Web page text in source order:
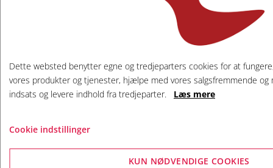
Form & Fritid Nørre Nebel
Tlf. +45 75288731
Mail: motion@formogfritid.dk
Dette websted benytter egne og tredjeparters cookies for at
vores produkter og tjenester, hjælpe med vores salgsfremmende
indsats og levere indhold fra tredjeparter. Læs mere
Cookie indstillinger
KUN NØDVENDIGE COOKIES